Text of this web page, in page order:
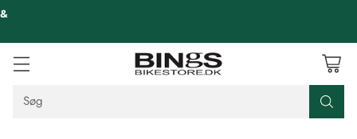
Søg